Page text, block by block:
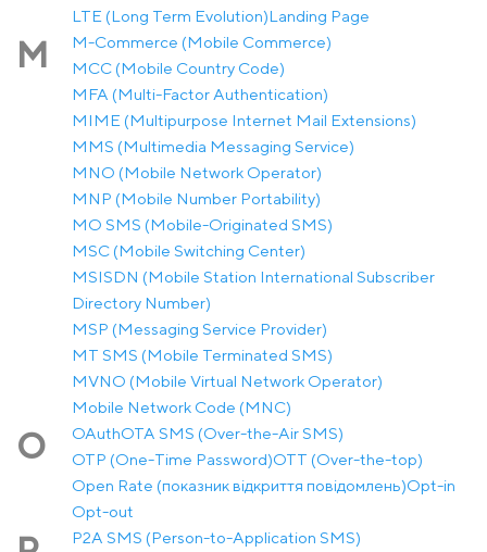
LTE (Long Term Evolution)Landing Page
M
M-Commerce (Mobile Commerce)
MCC (Mobile Country Code)
MFA (Multi-Factor Authentication)
MIME (Multipurpose Internet Mail Extensions)
MMS (Multimedia Messaging Service)
MNO (Mobile Network Operator)
MNP (Mobile Number Portability)
MO SMS (Mobile-Originated SMS)
MSC (Mobile Switching Center)
MSISDN (Mobile Station International Subscriber
Directory Number)
MSP (Messaging Service Provider)
MT SMS (Mobile Terminated SMS)
MVNO (Mobile Virtual Network Operator)
Mobile Network Code (MNC)
O OAuthOTA SMS (Over-the-Air SMS)
OTP (One-Time Password)OTT (Over-the-top)
Open Rate (показник відкриття повідомлень)Opt-in
Opt-out
P2A SMS (Person-to-Application SMS)